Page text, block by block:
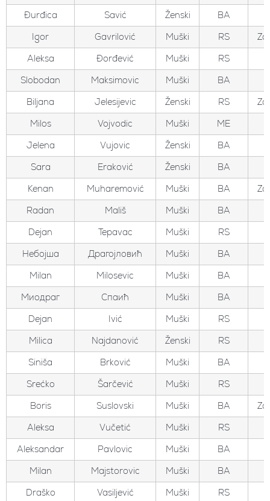
Đurđica
Savić Ženski
BA
Igor
Gavrilović Muški RS
Aleksa
Đorđević Muški
RS
Slobodan
Maksimovic Muški
BA
Biljana
Jelesijevic Ženski RS
Milos
Vojvodic Muški
ME
Jelena
Vujovic Ženski
BA
Sara
Eraković Ženski
BA
Kenan
Muharemović Muški BA
Radan
Mališ Muški
BA
Dejan
Tepavac Muški
RS
Небојша
Драгојловић Muški
BA
Milan
Milosevic Muški
BA
Миодраг
Спаић Muški
BA
Dejan
Ivić Muški
RS
Milica
Najdanović Ženski
RS
Siniša
Brković Muški
BA
Srećko
Šarčević Muški
RS
Boris
Suslovski Muški BA
Aleksa
Vučetić Muški
RS
Aleksandar
Pavlovic Muški
BA
Milan
Majstorovic Muški
BA
Draško
Vasiljević Muški
RS